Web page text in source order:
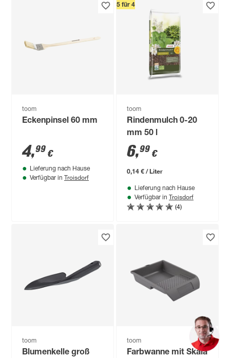
toom
Eckenpinsel 60 mm
4,99 €
Lieferung nach Hause
Verfügbar in Troisdorf
5 für 4
toom
Rindenmulch 0-20
mm 50 l
6,99 €
0,14 € / Liter
Lieferung nach Hause
Verfügbar in Troisdorf
(4)
toom
Blumenkelle groß
toom
Farbwanne mit Skala